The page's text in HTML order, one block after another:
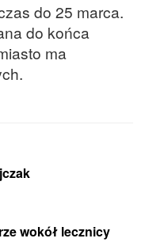
do 25 marca.
do końca
ma
wokół lecznicy